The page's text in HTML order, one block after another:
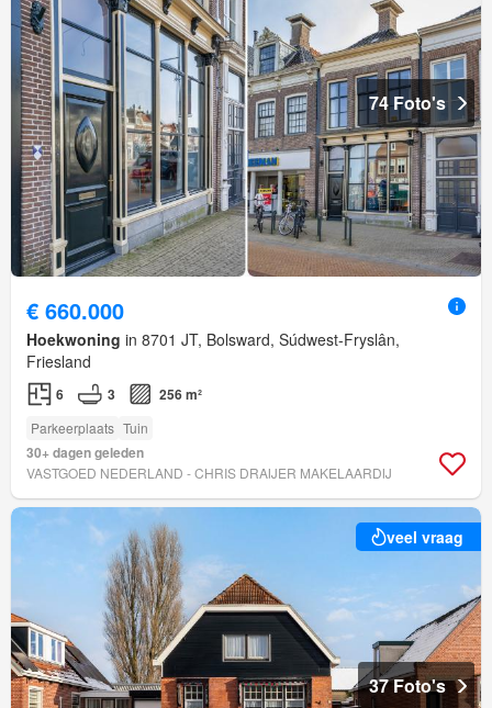
74 Foto's
€ 660.000
Hoekwoning in 8701 JT, Bolsward, Súdwest-Fryslân,
Friesland
6 3 256 m²
Parkeerplaats Tuin
30+ dagen geleden
VASTGOED NEDERLAND - CHRIS DRAIJER MAKELAARDIJ
veel vraag
37 Foto's